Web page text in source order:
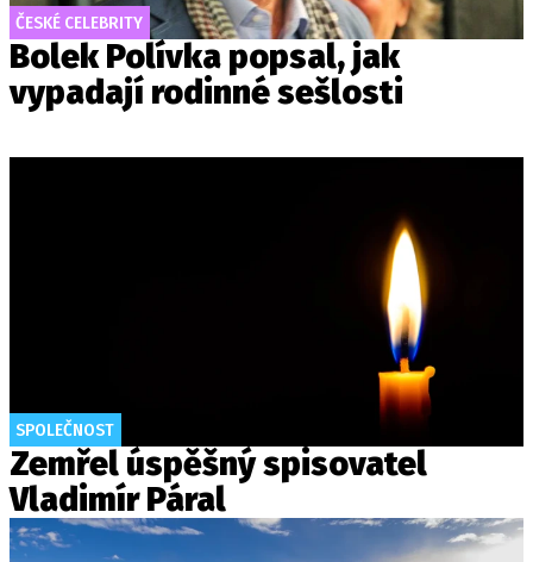
ČESKÉ CELEBRITY
Bolek Polívka popsal, jak
vypadají rodinné sešlosti
SPOLEČNOST
Zemřel úspěšný spisovatel
Vladimír Páral